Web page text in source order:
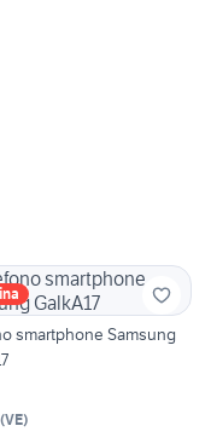
smartphone Samsung
(VE)